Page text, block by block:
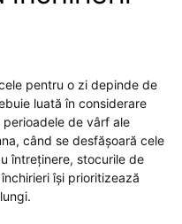
pentru o zi depinde de
luată în considerare
de vârf ale
când se desfășoară cele
întreținere, stocurile de
își prioritizează